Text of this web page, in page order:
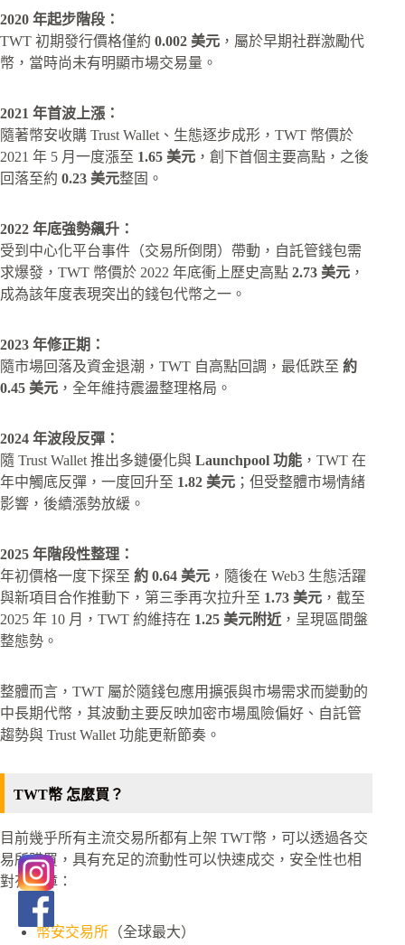
2020 年起步階段：
TWT 初期發行價格僅約 0.002 美元 ，屬於早期社群激勵代
幣，當時尚未有明顯市場交易量。
2021 年首波上漲：
隨著幣安收購 Trust Wallet、生態逐步成形，TWT 幣價於
2021 年 5 月一度漲至 1.65 美元 ，創下首個主要高點，之後
回落至約 0.23 美元整固。
2022 年底強勢飆升：
受到中心化平台事件（交易所倒閉）帶動，自託管錢包需
求爆發，TWT 幣價於 2022 年底衝上歷史高點 2.73 美元 ，
成為該年度表現突出的錢包代幣之一。
2023 年修正期：
隨市場回落及資金退潮，TWT 自高點回調，最低跌至 約
0.45 美元 ，全年維持震盪整理格局。
2024 年波段反彈：
隨 Trust Wallet 推出多鏈優化與 Launchpool 功能 ，TWT 在
年中觸底反彈，一度回升至 1.82 美元 ；但受整體市場情緒
影響，後續漲勢放緩。
2025 年階段性整理：
年初價格一度下探至 約 0.64 美元 ，隨後在 Web3 生態活躍
與新項目合作推動下，第三季再次拉升至 1.73 美元 ，截至
2025 年 10 月，TWT 約維持在 1.25 美元附近 ，呈現區間盤
整態勢。
整體而言，TWT 屬於隨錢包應用擴張與市場需求而變動的
中長期代幣，其波動主要反映加密市場風險偏好、自託管
趨勢與 Trust Wallet 功能更新節奏。
TWT幣 怎麼買？
目前幾乎所有主流交易所都有上架 TWT幣，可以透過各交
易所購買，具有充足的流動性可以快速成交，安全性也相
對有保障：
幣安交易所 （全球最大）